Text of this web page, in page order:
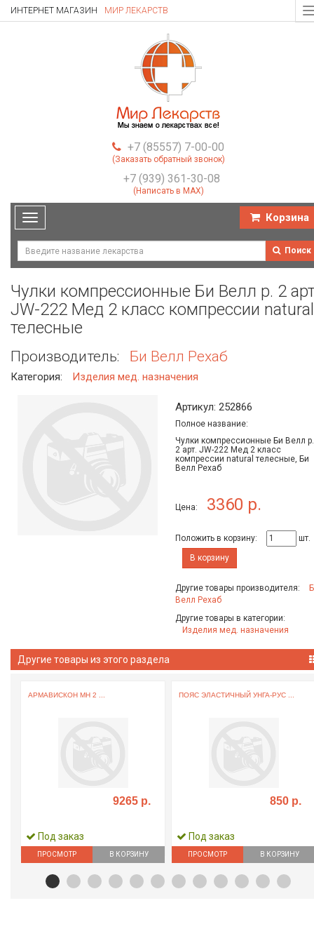
ИНТЕРНЕТ МАГАЗИН МИР ЛЕКАРСТВ
+7 (85557) 7-00-00
(Заказать обратный звонок)
+7 (939) 361-30-08
(Написать в MAX)
Toggle
navigation
Корзина
Поиск
Чулки компрессионные Би Велл р. 2
JW-222 Мед 2 класс компрессии natural
телесные
Производитель: Би Велл Рехаб
Категория: Изделия мед. назначения
Артикул: 252866
Полное название:
Чулки компрессионные Би Велл р.
2 арт. JW-222 Мед 2 класс
компрессии natural телесные, Би
Велл Рехаб
Цена: 3360 р.
Положить в корзину:
шт.
В корзину
Другие товары производителя:
Велл Рехаб
Другие товары в категории:
Изделия мед. назначения
Другие товары из этого раздела
АРМАВИСКОН МН 2 ...
9265 р.
Под заказ
ПРОСМОТР В КОРЗИНУ
ПОЯС ЭЛАСТИЧНЫЙ УНГА-РУС ...
850 р.
Под заказ
ПРОСМОТР В КОРЗИНУ